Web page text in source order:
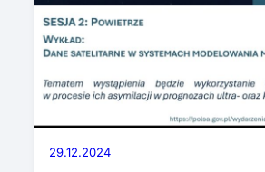
29.12.2024